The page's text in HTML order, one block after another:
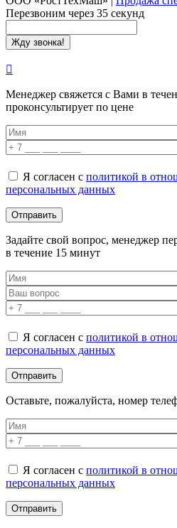
Перезвоним через 35 секунд
Менеджер свяжется с Вами в
проконсультирует по цене
Я согласен с политикой в
персональных данных
Задайте свой вопрос, менеджер
в течение 15 минут
Я согласен с политикой в
персональных данных
Оставьте, пожалуйста, номер
Я согласен с политикой в
персональных данных